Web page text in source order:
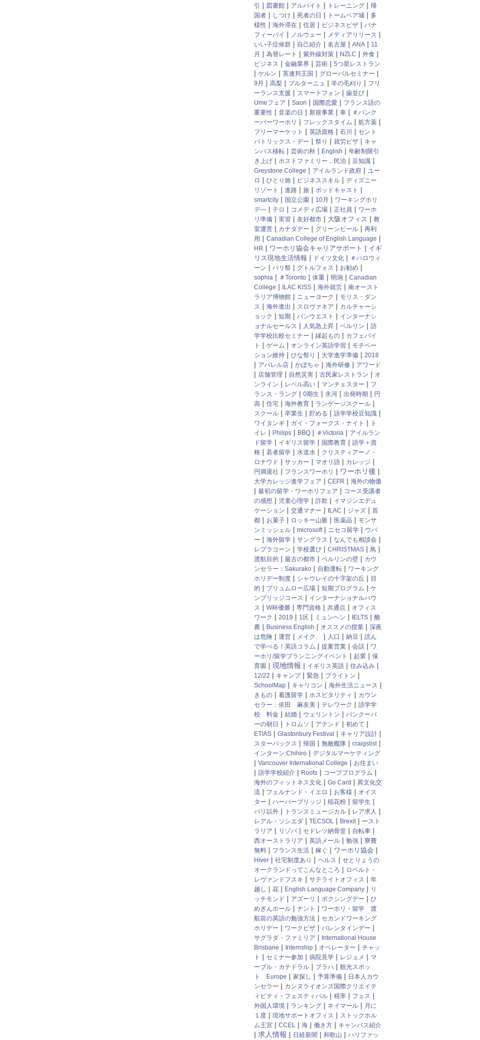
引
| 図書館 | アルバイト | トレーニング | 帰
国者 | しつけ | 死者の日 | トームペア城 | 多
様性 | 海外滞在 | 住居 | ビジネスビザ | バナ
フィーパイ | ノルウェー | メディアリリース |
いい子症候群 | 自己紹介 | 名古屋 | ANA | 11
月 | 為替レート | 紫外線対策 | NZLC | 外食 |
ビジネス | 金融業界 | 芸術 | 5つ星レストラン
| ケルン | 英連邦王国 | グローバルセミナー |
9月 | 高梨 | ブルターニュ | 羊の毛刈り | フリ
ーランス支援 | スマートフォン | 歯並び |
Umeフェア | Saori | 国際恋愛 | フランス語の
重要性 | 音楽の日 | 新規事業 | 車 | ＃バンク
ーバーワーホリ | フレックスタイム | 処方薬 |
フリーマーケット | 英語資格 | 石川 | セント
パトリックス・デー | 祭り | 就労ビザ | キャ
ンパス移転 | 芸術の秋 | English | 年齢制限引
き上げ | ホストファミリー，民泊 | 豆知識 |
Greystone College | アイルランド政府 | ユー
ロ | ひとり旅 | ビジネススキル | ディズニー
リゾート | 進路 | 旅 | ポッドキャスト |
smartcity | 国立公園 | 10月 | ワーキングホリ
デ― | テロ | コメディ広場 | 正社員 | ワーホ
リ準備 | 実習 | 友好都市 | 大阪オフィス | 教
室運営 | カナダデー | グリーンビール | 再利
用 | Canadian College of English Language |
HR | ワーホリ協会キャリアサポート | イギ
リス現地生活情報 | ドイツ文化 | ＃ハロウィ
ーン | パリ祭 | グトルフォス | お勧め |
sophia | ＃Toronto | 体重 | 明洞 | Canadian
College | ILAC KISS | 海外就労 | 南オースト
ラリア博物館 | ニューヨーク | モリス・ダン
ス | 海外進出 | スロヴァキア | カルチャーシ
ョック | 短期 | バンウエスト | インターナシ
ョナルセールス | 人気急上昇 | ベルリン | 語
学学校比較セミナー | 縁起もの | カフェバイ
ト | ゲーム | オンライン英語学習 | モチベー
ション維持 | ひな祭り | 大学進学準備 | 2018
| アパレル店 | かぼちゃ | 海外研修 | アワード
| 店舗管理 | 自然災害 | 古民家レストラン | オ
ンライン | レベル高い | マンチェスター | フ
ランス・ラング | 0期生 | 氷河 | 出発時期 | 円
高 | 住宅 | 海外教育 | ランゲージスクール |
スクール | 卒業生 | 貯める | 語学学校豆知識 |
ワイタンギ | ガイ・フォークス・ナイト |
ト
イレ | Philips | BBQ | ＃Victoria | アイルラン
ド留学 | イギリス留学 | 国際教育 | 語学＋資
格 | 若者留学 | 水道水 | クリスティアーノ・
ロナウド | サッカー | マオリ語 | カレッジ |
円満退社 | フランスワーホリ | ワーホリ後 |
大学カレッジ進学フェア | CEFR | 海外の物価
| 最初の留学・ワーホリフェア | コース受講者
の感想 | 児童心理学 | 詐欺 | イマジンエデュ
ケーション | 交通マナー | ILAC | ジャズ | 首
都 | お菓子 | ロッキー山脈 | 医薬品 | モンサ
ンミッシェル | microsoft | ニセコ留学 | ウバ
ー | 海外留学 | サングラス | なんでも相談会 |
レプラコーン | 学校選び | CHRISTMAS | 鳥 |
渡航目的 | 最古の都市 | ベルリンの壁 | カウ
ンセラー：Sakurako | 自動運転 | ワーキング
ホリデー制度 | シャウレイの十字架の丘 | 目
的 | プリュムロー広場 | 短期プログラム | ケ
ンブリッジコース | インターナショナルハウ
ス | W杯優勝 | 専門資格 | 共通点 | オフィス
ワーク | 2019 | 1区 | ミュンヘン | IELTS | 酪
農 | Business English | オススメの授業 | 深夜
は危険 | 運営 | メイク、 | 人口 | 納豆 | 読ん
で学べる！英語コラム | 提案営業 | 会話 | ワ
ーホリ/留学プランニングイベント | 起業 | 保
育園 | 現地情報 | イギリス英語 | 住み込み |
12/22 | キャンプ| 緊急 | ブライトン |
SchoolMap | キャリコン | 海外生活ニュース |
きもの | 看護留学 | ホスピタリティ | カウン
セラー：依田 麻友美 | テレワーク | 語学学
校 料金 | 結婚 | ウェリントン | バンクーバ
ーの朝日 | トロムソ | アテンド | 初めて |
ETIAS | Glastonbury Festival | キャリア設計 |
スターバックス | 帰国 | 無敵艦隊 | craigslist |
インターン:Chihiro | デジタルマーケティング
| Vancouver International College | お住まい
| 語学学校紹介 | Roots | コーププログラム |
海外のフィットネス文化 | Go Card | 異文化交
流 | フェルナンド・イエロ | お客様 | オイス
ター | ハーバーブリッジ | 稲花粉 | 留学生 |
パリ以外 | トランスミュージカル | レア求人 |
レアル・ソシエダ | TECSOL | Brexit | ースト
ラリア | リゾバ| セドレツ納骨堂 | 自転車 |
西オーストラリア | 英語メール | 勉強 | 寮費
無料 | フランス生活 | 稼ぐ | ワーホリ協会 |
Hiver | 社宅制度あり | ヘルス | せとりょうの
オークランドってこんなところ | ロベルト・
レヴァンドフスキ | サテライトオフィス | 年
越し | 花 | English Language Company | リ
ッチモンド | アズーリ | ボクシングデー | ひ
めぎんホール | ナント | ワーホリ・留学 渡
航前の英語の勉強方法 | セカンドワーキング
ホリデー | ワークビザ | バレンタインデー |
サグラダ・ファミリア | International House
Brisbane | Internship | オペレーター | チャッ
ト | セミナー参加 | 病院見学 | レジュメ | マ
ーブル・カテドラル | プラハ | 観光スポッ
ト Europe | 家探し | 予算準備 | 日本人カウ
ンセラー | カンヌライオンズ国際クリエイテ
ィビティ・フェスティバル | 税率 | フェス |
外国人環境 | ランキング | ネイマール | 月に
１度 | 現地サポートオフィス | ストックホル
ム王宮 | CCEL | 海 | 働き方 | キャンパス紹介
| 求人情報 | 日経新聞 | 和歌山 | ハリファッ